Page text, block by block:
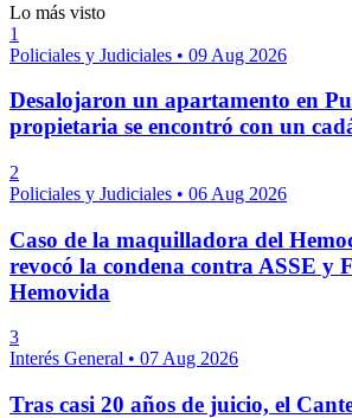
Lo más visto
1
Policiales y Judiciales • 09 Aug 2026
Desalojaron un apartamento en
propietaria se encontró con un
2
Policiales y Judiciales • 06 Aug 2026
Caso de la maquilladora del
revocó la condena contra ASSE y
Hemovida
3
Interés General • 07 Aug 2026
Tras casi 20 años de juicio, el